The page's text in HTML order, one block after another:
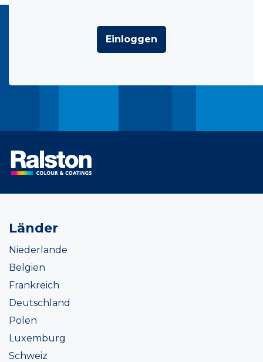
Einloggen
Länder
Niederlande
Belgien
Frankreich
Deutschland
Polen
Luxemburg
Schweiz